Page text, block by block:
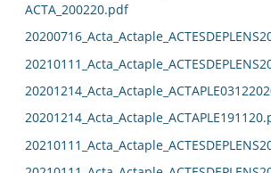
ACTA_200220.pdf